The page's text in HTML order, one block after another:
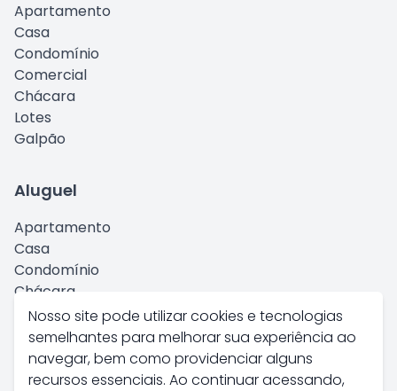
Nosso site pode utilizar cookies e tecnologias
semelhantes para melhorar sua experiência ao
navegar, bem como providenciar alguns
recursos essenciais. Ao continuar acessando,
Apartamento
Casa
Condomínio
Comercial
Chácara
Lotes
Galpão
Aluguel
Apartamento
Casa
Condomínio
Chácara
Comercial
Kitnet
Galpão